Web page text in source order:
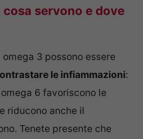
cosa servono e dove
3 possono essere
le infiammazioni:
6 favoriscono le
riducono anche il
Tenete presente che